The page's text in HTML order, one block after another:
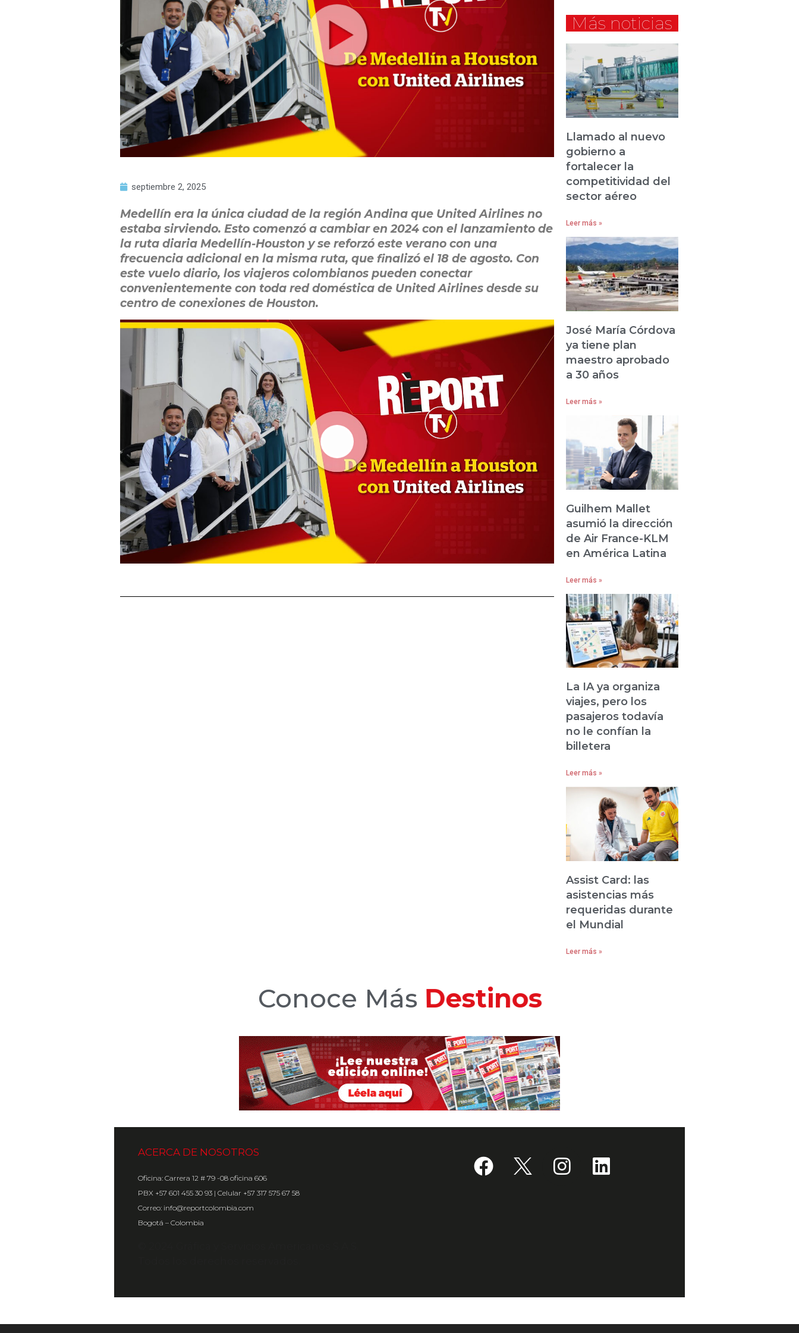
septiembre 2, 2025
Medellín era la única ciudad de la región Andina que United Airlines no
estaba sirviendo. Esto comenzó a cambiar en 2024 con el lanzamiento de
la ruta diaria Medellín-Houston y se reforzó este verano con una
frecuencia adicional en la misma ruta, que finalizó el 18 de agosto. Con
este vuelo diario, los viajeros colombianos pueden conectar
convenientemente con toda red doméstica de United Airlines desde su
centro de conexiones de Houston.
Más noticias
Llamado al nuevo
gobierno a
fortalecer la
competitividad del
sector aéreo
Leer más »
José María Córdova
ya tiene plan
maestro aprobado
a 30 años
Leer más »
Guilhem Mallet
asumió la dirección
de Air France-KLM
en América Latina
Leer más »
La IA ya organiza
viajes, pero los
pasajeros todavía
no le confían la
billetera
Leer más »
Assist Card: las
asistencias más
requeridas durante
el Mundial
Leer más »
Conoce MásHoteles
ACERCA DE NOSOTROS
Oficina: Carrera 12 # 79 -08 oficina 606
PBX +57 601 455 30 93 | Celular +57 317 575 67 58
Correo: info@reportcolombia.com
Bogotá – Colombia